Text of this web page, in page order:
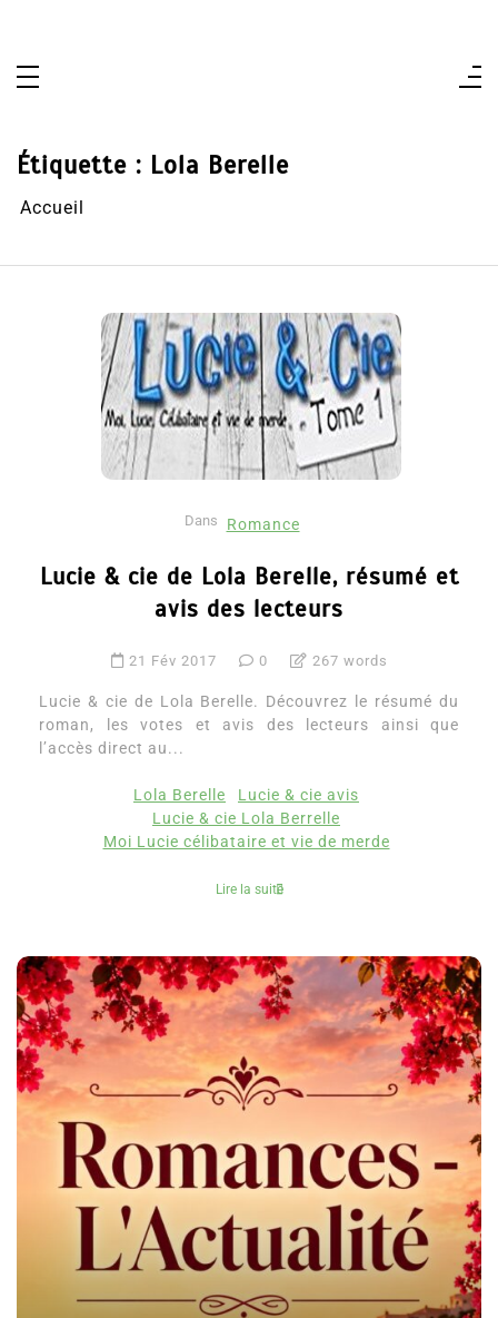
Étiquette : Lola Berelle
Accueil
Dans Romance
Lucie & cie de Lola Berelle, résumé et
avis des lecteurs
21 Fév 2017 0 267 words
Lucie & cie de Lola Berelle. Découvrez le résumé du
roman, les votes et avis des lecteurs ainsi que
l’accès direct au...
Lola Berelle
Lucie & cie avis
Lucie & cie Lola Berrelle
Moi Lucie célibataire et vie de merde
Lire la suite